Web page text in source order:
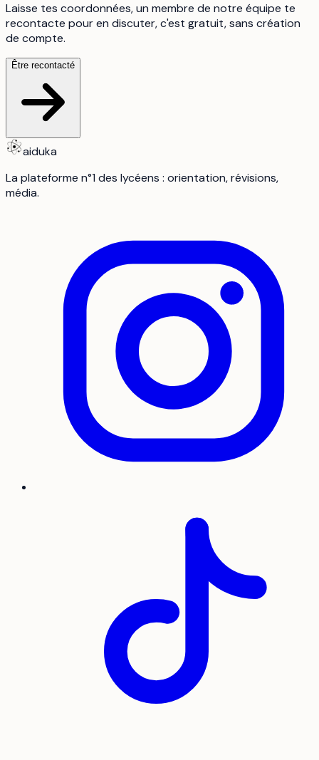
Laisse tes coordonnées, un membre de notre équipe te
recontacte pour en discuter, c'est gratuit, sans création
de compte.
Être recontacté
aiduka
La plateforme n°1 des lycéens : orientation, révisions,
média.